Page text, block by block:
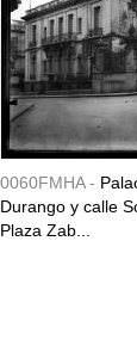
0060FMHA -
Durango y calle
Plaza Zab...